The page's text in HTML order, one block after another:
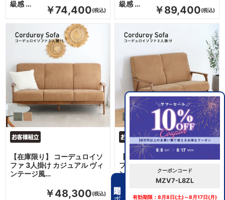
期間限定クーポン
クーポンコード
MZV7-L8ZL
有効期限：8月8日(土)～8月17日(月)
級感 …
￥74,400
級感 …
￥89,400
【在庫限り】 コーデュロイソ
ファ 3人掛け カジュアル ヴィ
ンテージ風…
￥48,300
【在庫限り】 コーデュロイソ
ファ 2人掛け カジュアル ヴィ
ンテージ風…
￥37,500